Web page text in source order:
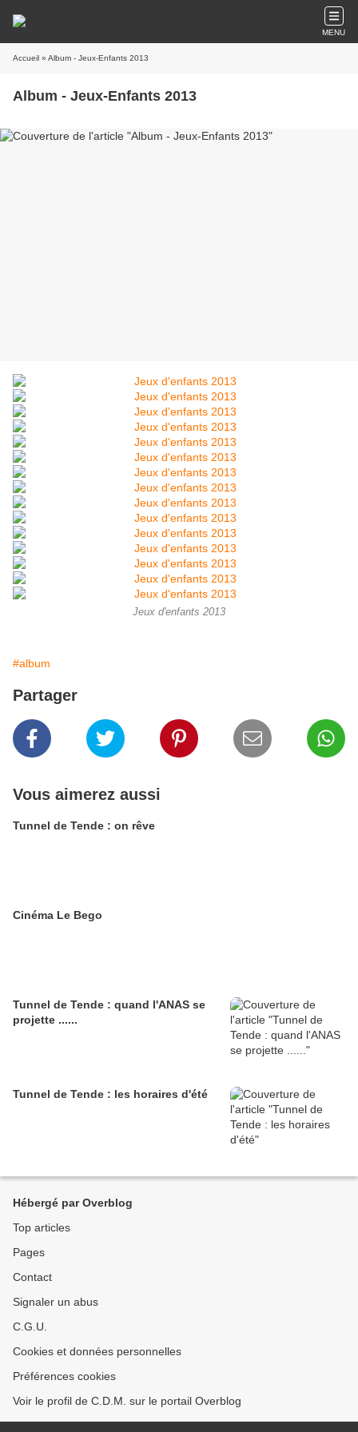
MENU
Accueil » Album - Jeux-Enfants 2013
Album - Jeux-Enfants 2013
Jeux d'enfants 2013
#album
Partager
Vous aimerez aussi
Tunnel de Tende : on rêve
Cinéma Le Bego
Tunnel de Tende : quand l'ANAS se
projette ......
Tunnel de Tende : les horaires d'été
Hébergé par Overblog
Top articles
Pages
Contact
Signaler un abus
C.G.U.
Cookies et données personnelles
Préférences cookies
Voir le profil de C.D.M. sur le portail Overblog